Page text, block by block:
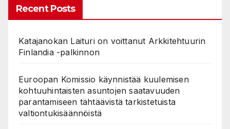
Recent Posts
Katajanokan Laituri on voittanut Arkkitehtuurin
Finlandia -palkinnon
Euroopan Komissio käynnistää kuulemisen
kohtuuhintaisten asuntojen saatavuuden
parantamiseen tähtäävistä tarkistetuista
valtiontukisäännöistä